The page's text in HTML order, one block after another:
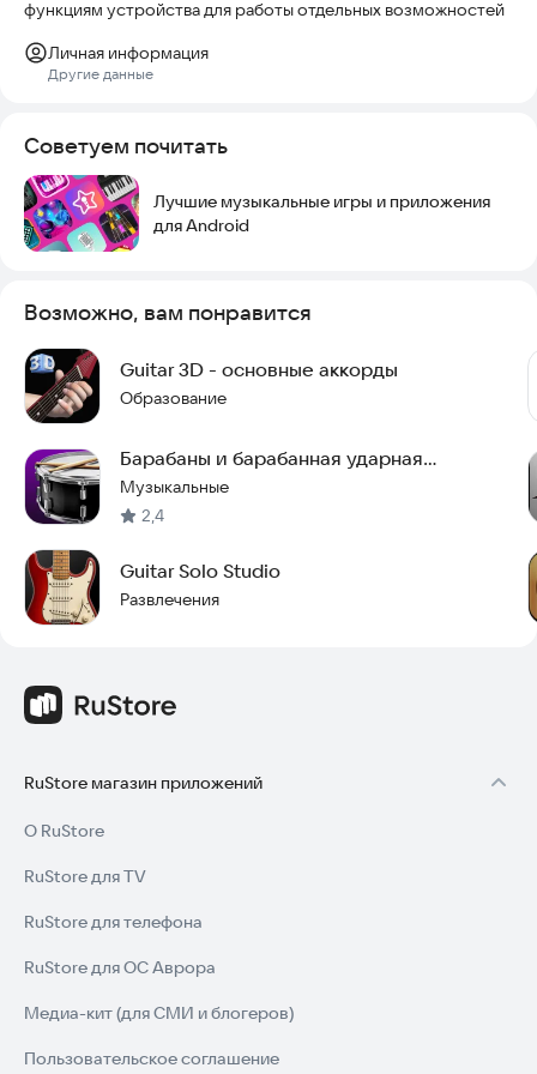
функциям устройства для работы отдельных возможностей
Личная информация
Другие данные
Советуем почитать
Лучшие музыкальные игры и приложения
для Android
Возможно, вам понравится
Guitar 3D - основные аккорды
Образование
Барабаны и барабанная ударная
установка
Музыкальные
2,4
Guitar Solo Studio
Развлечения
RuStore магазин приложений
О RuStore
RuStore для TV
RuStore для телефона
RuStore для ОС Аврора
Медиа-кит (для СМИ и блогеров)
Пользовательское соглашение